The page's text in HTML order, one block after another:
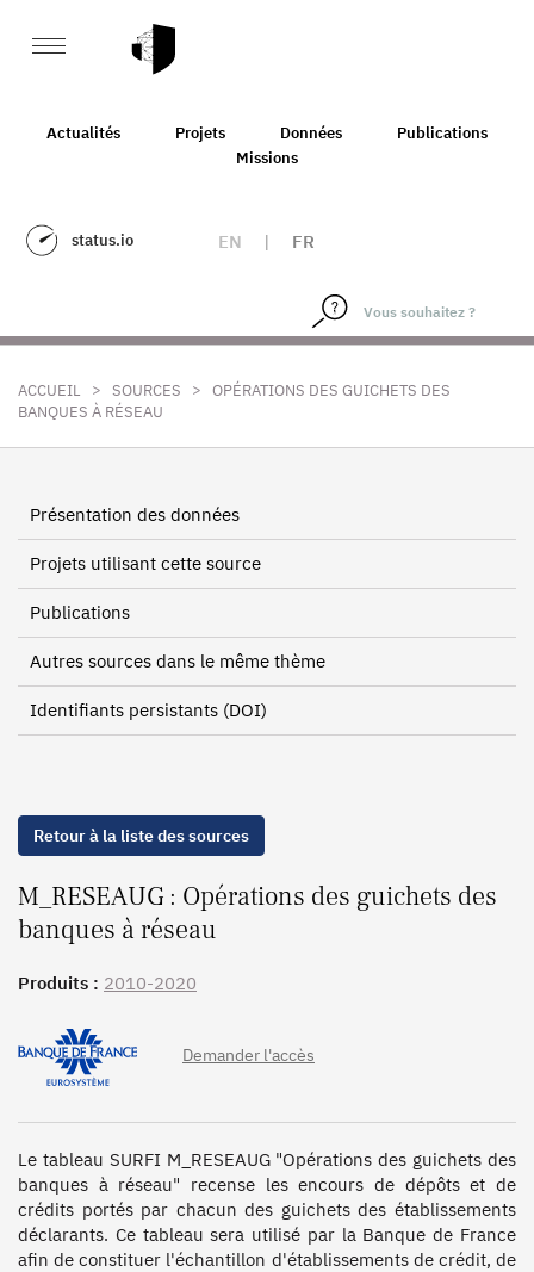
Actualités Projets Données
Publications
Missions
status.io EN | FR
ACCUEIL > SOURCES > OPÉRATIONS DES GUICHETS DES
BANQUES À RÉSEAU
Présentation des données
Projets utilisant cette source
Publications
Autres sources dans le même thème
Identifiants persistants (DOI)
Retour à la liste des sources
M_RESEAUG : Opérations des guichets des
banques à réseau
Produits : 2010-2020
Demander l'accès
Le tableau SURFI M_RESEAUG "Opérations des guichets des
banques à réseau" recense les encours de dépôts et de
crédits portés par chacun des guichets des établissements
déclarants. Ce tableau sera utilisé par la Banque de France
afin de constituer l'échantillon d'établissements de crédit, de